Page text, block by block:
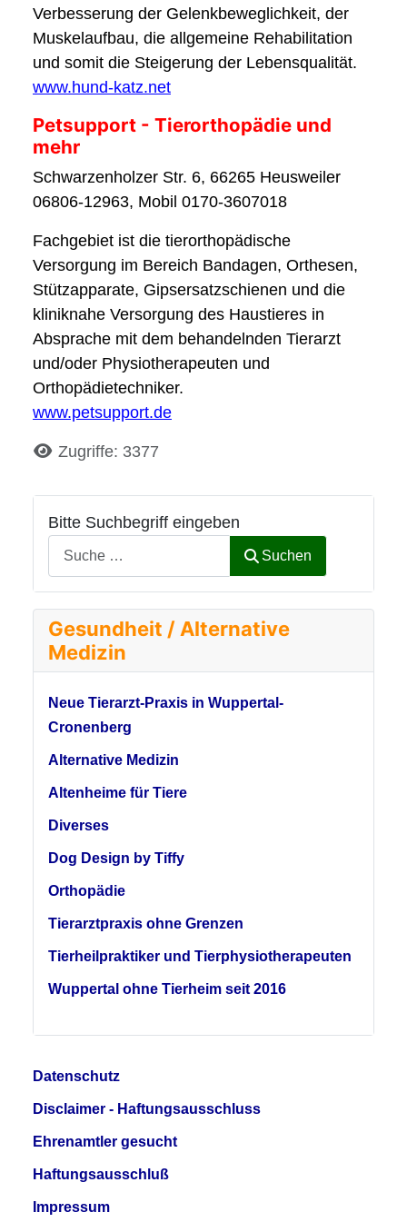
Bitte Suchbegriff eingeben
Suchen
Gesundheit / Alternative
Medizin
Neue Tierarzt-Praxis in Wuppertal-
Cronenberg
Alternative Medizin
Altenheime für Tiere
Diverses
Dog Design by Tiffy
Orthopädie
Tierarztpraxis ohne Grenzen
Tierheilpraktiker und Tierphysiotherapeuten
Wuppertal ohne Tierheim seit 2016
Verbesserung der Gelenkbeweglichkeit, der
Muskelaufbau, die allgemeine Rehabilitation
und somit die Steigerung der Lebensqualität.
www.hund-katz.net
Petsupport - Tierorthopädie und
mehr
Schwarzenholzer Str. 6, 66265 Heusweiler
06806-12963, Mobil 0170-3607018
Fachgebiet ist die tierorthopädische
Versorgung im Bereich Bandagen, Orthesen,
Stützapparate, Gipsersatzschienen und die
kliniknahe Versorgung des Haustieres in
Absprache mit dem behandelnden Tierarzt
und/oder Physiotherapeuten und
Orthopädietechniker.
www.petsupport.de
DetailsZugriffe: 3377
Datenschutz
Disclaimer - Haftungsausschluss
Ehrenamtler gesucht
Haftungsausschluß
Impressum